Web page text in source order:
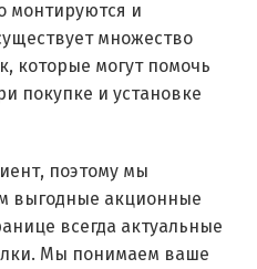
монтируются и
множество
которые могут помочь
покупке и установке
поэтому мы
выгодные акционные
всегда актуальные
Мы понимаем ваше